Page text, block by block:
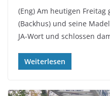
(Eng) Am heutigen
(Backhus) und seine
JA-Wort und schlossen
Weiterlesen